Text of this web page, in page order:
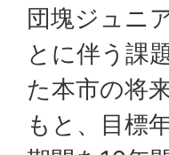
団塊ジュニ
とに伴う課
た本市の将
もと、目標